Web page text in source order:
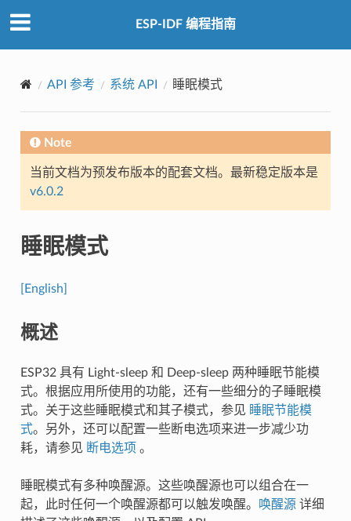
ESP-IDF 编程指南
API 参考 系统 API 睡眠模式
Note
当前文档为预发布版本的配套文档。最新稳定版本是
v6.0.2
睡眠模式
[English]
概述
ESP32 具有 Light-sleep 和 Deep-sleep 两种睡眠节能模
式。根据应用所使用的功能，还有一些细分的子睡眠模
式。关于这些睡眠模式和其子模式，参见 睡眠节能模
式。另外，还可以配置一些断电选项来进一步减少功
耗，请参见 断电选项 。
睡眠模式有多种唤醒源。这些唤醒源也可以组合在一
起，此时任何一个唤醒源都可以触发唤醒。
唤醒源 详细